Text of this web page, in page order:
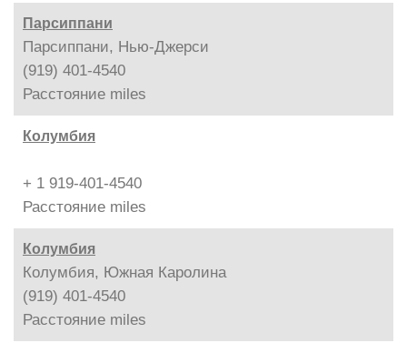
Парсиппани
Парсиппани, Нью-Джерси
(919) 401-4540
Расстояние miles
Колумбия
+ 1 919-401-4540
Расстояние miles
Колумбия
Колумбия, Южная Каролина
(919) 401-4540
Расстояние miles